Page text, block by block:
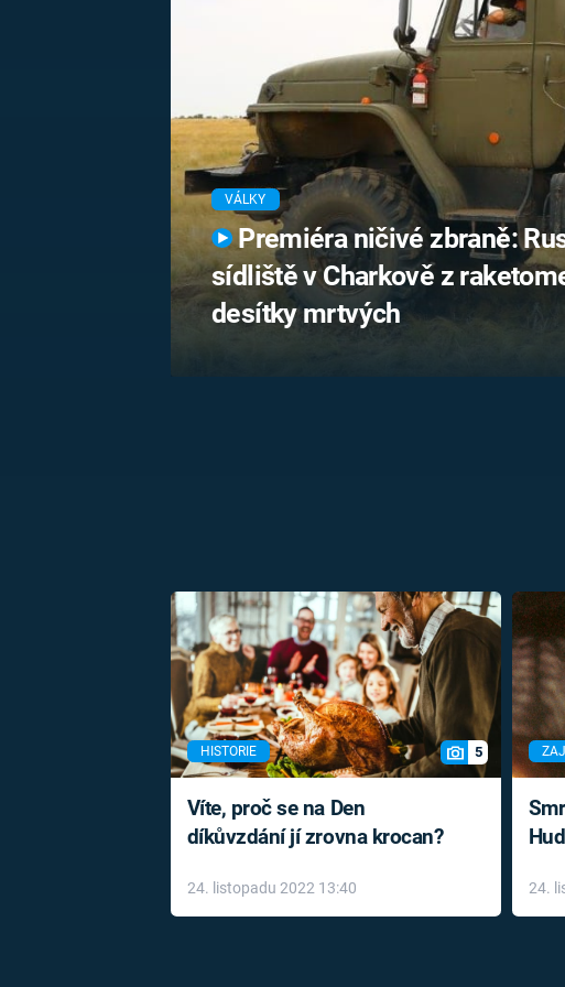
PRVNÍ SVĚTOVÁ
MARIE TEREZIE
NAPOLEON
BONAPARTE
BRITSKÁ
KRÁLOVSKÁ
RODINA
VÁLKY
Premiéra ničivé zbraně:
sídliště v Charkově z
desítky mrtvých
HISTORIE 5
Víte, proč se na Den
díkůvzdání jí zrovna krocan?
24. listopadu 2022 13:40
léky
24.